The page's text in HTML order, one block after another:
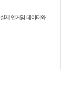
실제 인게임 데이터와